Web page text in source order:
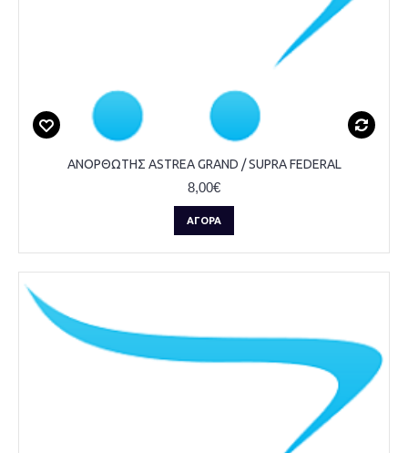
ΑΝΟΡΘΩΤΗΣ ASTREA GRAND / SUPRA FEDERAL
8,00€
ΑΓΟΡΆ